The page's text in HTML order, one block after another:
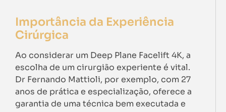
Importância da Experiência
Cirúrgica
Ao considerar um Deep Plane Facelift 4K, a
escolha de um cirurgião experiente é vital.
Dr Fernando Mattioli, por exemplo, com 27
anos de prática e especialização, oferece a
garantia de uma técnica bem executada e